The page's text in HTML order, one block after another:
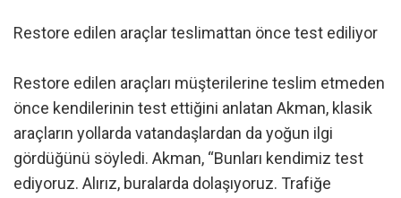
Restore edilen araçlar teslimattan önce test ediliyor
Restore edilen araçları müşterilerine teslim etmeden
önce kendilerinin test ettiğini anlatan Akman, klasik
araçların yollarda vatandaşlardan da yoğun ilgi
gördüğünü söyledi. Akman, “Bunları kendimiz test
ediyoruz. Alırız, buralarda dolaşıyoruz. Trafiğe